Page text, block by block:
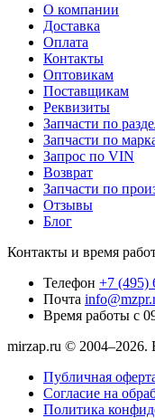
О компании
Доставка
Оплата
Контакты
Оптовикам
Поставщикам
Реквизиты
Запчасти по
Запчасти по
Запрос по VIN
Возврат
Запчасти по
Отзывы
Блог
Контакты и время
Телефон +7 (495)
Почта
Время работы с
mirzap.ru ©
Публичная
Согласие на
Политика